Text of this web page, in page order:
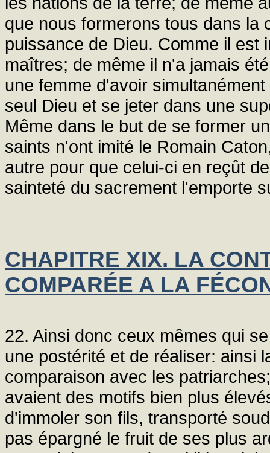
que nous formerons tous dans la
puissance de Dieu. Comme il est
maîtres; de même il n'a jamais
une femme d'avoir
seul Dieu et se jeter dans une
Même dans le but de se former
saints n'ont imité le Romain
autre pour que celui-ci en reçût
sainteté du sacrement l'emporte
CHAPITRE XIX. LA
COMPARÉE A LA
22. Ainsi donc ceux mêmes qui
une postérité et de réaliser: ainsi
comparaison avec les
avaient des motifs bien plus
d'immoler son fils, transporté
pas épargné le fruit de ses plus